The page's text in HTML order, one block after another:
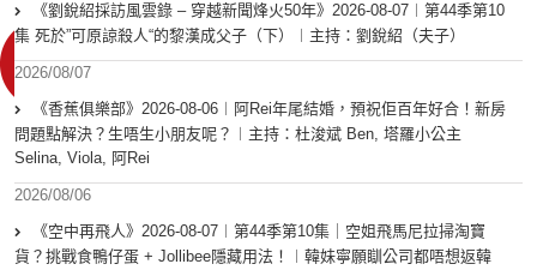
《劉銳紹採訪風雲錄 – 穿越新聞烽火50年》2026-08-07︱第44季第10
集 死於”可原諒殺人“的黎漢成父子（下）︱主持：劉銳紹（夫子）
2026/08/07
《香蕉俱樂部》2026-08-06︱阿Rei年尾結婚，預祝佢百年好合！新房
問題點解決？生唔生小朋友呢？︱主持：杜浚斌 Ben, 塔羅小公主
Selina, Viola, 阿Rei
2026/08/06
《空中再飛人》2026-08-07︱第44季第10集｜空姐飛馬尼拉掃淘寶
貨？挑戰食鴨仔蛋 + Jollibee隱藏用法！︱韓妹寧願瞓公司都唔想返韓